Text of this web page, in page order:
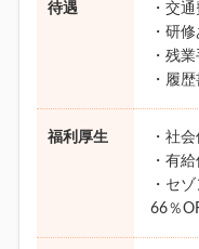
待遇
・交
・研
・残
・履
福利厚生
・社
・有
・セ
66％